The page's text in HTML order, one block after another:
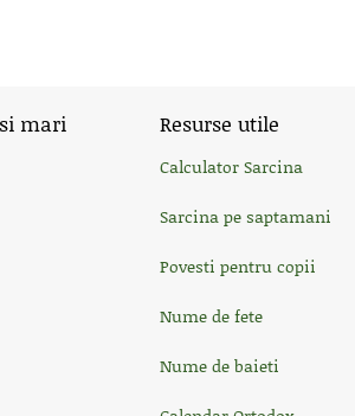
mari Resurse utile
Calculator Sarcina
Sarcina pe saptamani
Povesti pentru copii
Nume de fete
Nume de baieti